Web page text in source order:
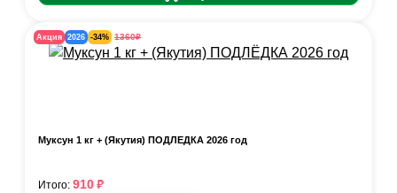
Акция 2026 -34% 1360₽
Муксун 1 кг + (Якутия) ПОДЛЁДКА 2026 год
Итого: 910₽